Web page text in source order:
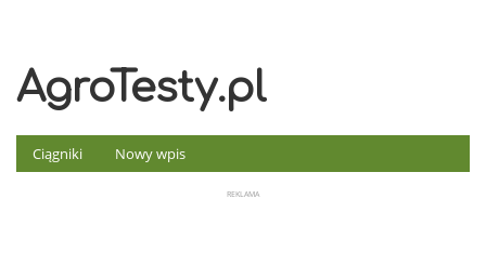
AgroTesty.pl
Ciągniki Nowy wpis